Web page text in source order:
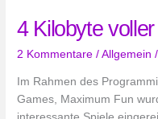
4 Kilobyte
2 Kommentare /Allgemein
Im Rahmen des
Games, Maximum Fun